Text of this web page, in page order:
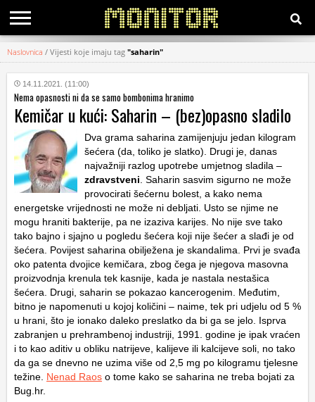
KATEGORIJE
HRVATSKI
WEB
Naslovnica / Vijesti koje imaju tag "saharin"
14.11.2021. (11:00)
Nema opasnosti ni da se samo bombonima hranimo
Kemičar u kući: Saharin – (bez)opasno sladilo
Dva grama saharina zamijenjuju jedan kilogram
šećera (da, toliko je slatko). Drugi je, danas
najvažniji razlog upotrebe umjetnog sladila –
zdravstveni . Saharin sasvim sigurno ne može
provocirati šećernu bolest, a kako nema
energetske vrijednosti ne može ni debljati. Usto se njime ne
mogu hraniti bakterije, pa ne izaziva karijes. No nije sve tako
tako bajno i sjajno u pogledu šećera koji nije šećer a slađi je od
šećera. Povijest saharina obilježena je skandalima. Prvi je svađa
oko patenta dvojice kemičara, zbog čega je njegova masovna
proizvodnja krenula tek kasnije, kada je nastala nestašica
šećera. Drugi, saharin se pokazao kancerogenim. Međutim,
bitno je napomenuti u kojoj količini – naime, tek pri udjelu od 5 %
u hrani, što je ionako daleko preslatko da bi ga se jelo. Isprva
zabranjen u prehrambenoj industriji, 1991. godine je ipak vraćen
i to kao aditiv u obliku natrijeve, kalijeve ili kalcijeve soli, no tako
da ga se dnevno ne uzima više od 2,5 mg po kilogramu tjelesne
težine. Nenad Raos o tome kako se saharina ne treba bojati za
Bug.hr.